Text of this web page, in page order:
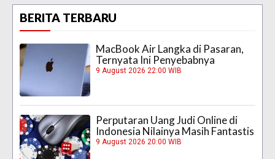
BERITA TERBARU
MacBook Air Langka di Pasaran,
Ternyata Ini Penyebabnya
9 August 2026 22:00 WIB
Perputaran Uang Judi Online di
Indonesia Nilainya Masih Fantastis
9 August 2026 20:00 WIB